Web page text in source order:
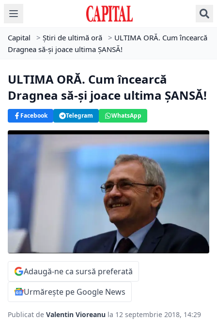
Capital > Știri de ultimă oră > ULTIMA ORĂ. Cum încearcă
Dragnea să-şi joace ultima ȘANSĂ!
ULTIMA ORĂ. Cum încearcă
Dragnea să-şi joace ultima ȘANSĂ!
Facebook Telegram WhatsApp
Adaugă-ne ca sursă preferată
Urmărește pe Google News
Publicat de Valentin Vioreanu la 12 septembrie 2018, 14:29